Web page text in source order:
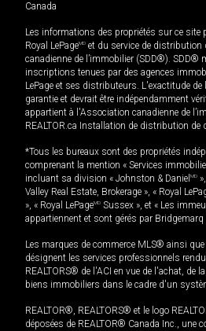
Canada
Les informations des propriétés sur ce site
Royal LePageMD et du service de distribution
canadienne de l’immobilier (SDD®). SDD®
inscriptions tenues par des agences
LePage et ses distributeurs. L'exactitude
garantie et devrait être indépendamment
appartient à l'Association canadienne de
REALTOR.ca Installation de distribution de
*Tous les bureaux sont des propriétés
comprenant la mention « Services
incluant sa division « Johnston & Daniel MD
Valley Real Estate, Brokerage », « Royal
», « Royal LePageMD Sussex », et « Les
appartiennent et sont gérés par Bridgemarq
Les marques de commerce MLS® ainsi
désignent les services professionnels
REALTORS® de l'ACI en vue de l'achat, de
biens immobiliers dans le cadre d'un
REALTOR®, REALTORS® et le logo
déposées de REALTOR® Canada Inc., une